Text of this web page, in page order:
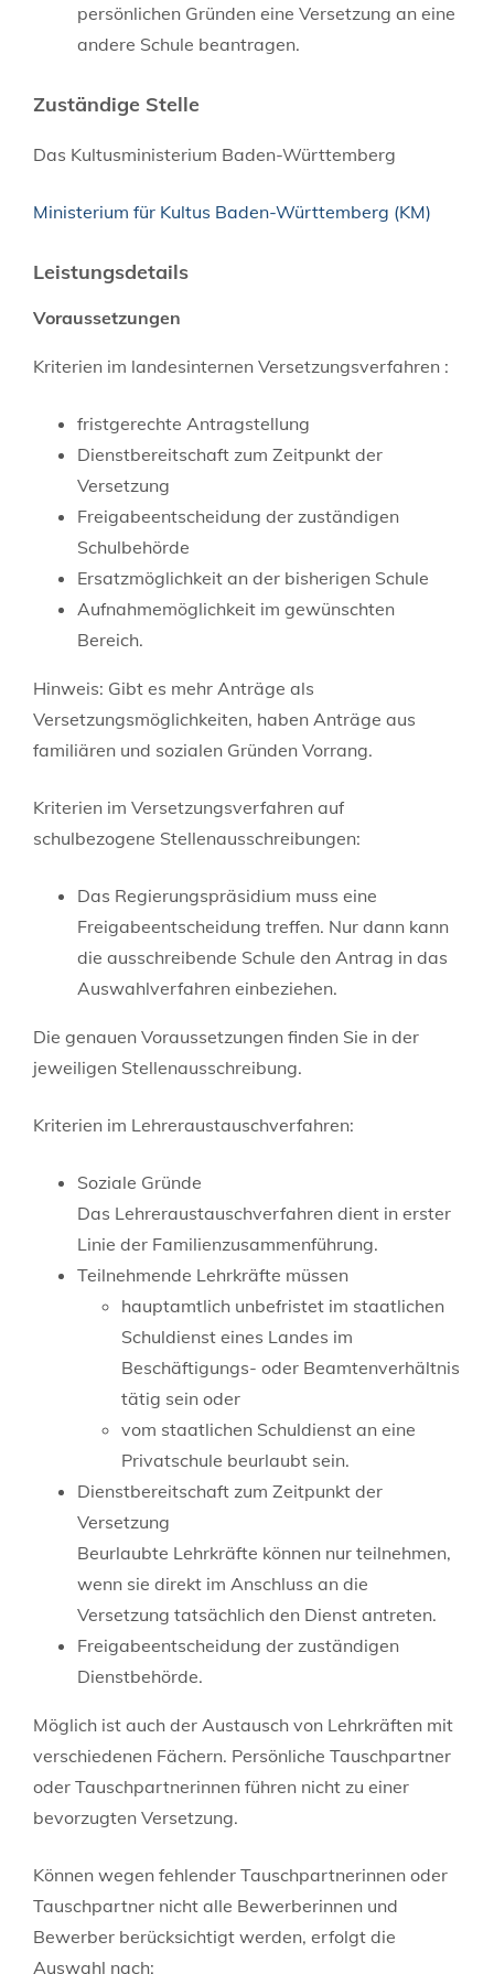
persönlichen Gründen eine Versetzung an eine
andere Schule beantragen.
Zuständige Stelle
Das Kultusministerium Baden-Württemberg
Ministerium für Kultus Baden-Württemberg (KM)
Leistungsdetails
Voraussetzungen
Kriterien im landesinternen Versetzungsverfahren :
fristgerechte Antragstellung
Dienstbereitschaft zum Zeitpunkt der
Versetzung
Freigabeentscheidung der zuständigen
Schulbehörde
Ersatzmöglichkeit an der bisherigen Schule
Aufnahmemöglichkeit im gewünschten
Bereich.
Hinweis: Gibt es mehr Anträge als
Versetzungsmöglichkeiten, haben Anträge aus
familiären und sozialen Gründen Vorrang.
Kriterien im Versetzungsverfahren auf
schulbezogene Stellenausschreibungen:
Das Regierungspräsidium muss eine
Freigabeentscheidung treffen. Nur dann kann
die ausschreibende Schule den Antrag in das
Auswahlverfahren einbeziehen.
Die genauen Voraussetzungen finden Sie in der
jeweiligen Stellenausschreibung.
Kriterien im Lehreraustauschverfahren:
Soziale Gründe
Das Lehreraustauschverfahren dient in erster
Linie der Familienzusammenführung.
Teilnehmende Lehrkräfte müssen
hauptamtlich unbefristet im staatlichen
Schuldienst eines Landes im
Beschäftigungs- oder Beamtenverhältnis
tätig sein oder
vom staatlichen Schuldienst an eine
Privatschule beurlaubt sein.
Dienstbereitschaft zum Zeitpunkt der
Versetzung
Beurlaubte Lehrkräfte können nur teilnehmen,
wenn sie direkt im Anschluss an die
Versetzung tatsächlich den Dienst antreten.
Freigabeentscheidung der zuständigen
Dienstbehörde.
Möglich ist auch der Austausch von Lehrkräften mit
verschiedenen Fächern. Persönliche Tauschpartner
oder Tauschpartnerinnen führen nicht zu einer
bevorzugten Versetzung.
Können wegen fehlender Tauschpartnerinnen oder
Tauschpartner nicht alle Bewerberinnen und
Bewerber berücksichtigt werden, erfolgt die
Auswahl nach: